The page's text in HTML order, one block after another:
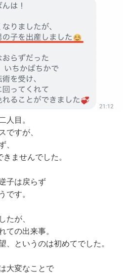
人目。
ですが、
、
ませんでした。
子は戻らず
です。
たが、
ての出来事。
、というのは初めてでした。
大変なことで